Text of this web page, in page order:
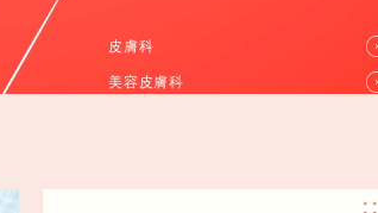
皮膚科
美容皮膚科